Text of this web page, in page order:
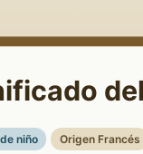
niño Origen Francés